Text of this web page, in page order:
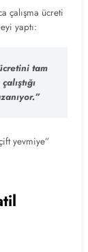
çalışma ücreti
yaptı:
tam
yevmiye”